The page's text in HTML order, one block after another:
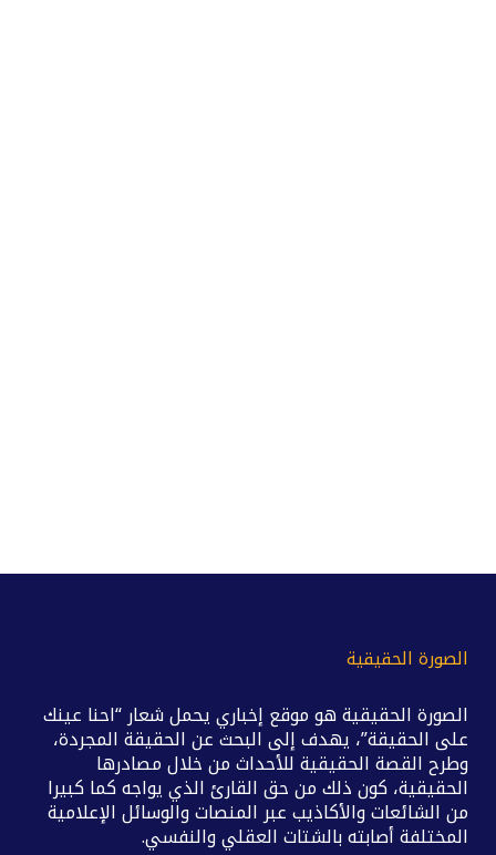
الصورة الحقيقية
الصورة الحقيقية هو موقع إخباري يحمل شعار “احنا عينك
على الحقيقة”، يهدف إلى البحث عن الحقيقة المجردة،
وطرح القصة الحقيقية للأحداث من خلال مصادرها
الحقيقية، كون ذلك من حق القارئ الذي يواجه كما كبيرا
من الشائعات والأكاذيب عبر المنصات والوسائل الإعلامية
المختلفة أصابته بالشتات العقلي والنفسي.